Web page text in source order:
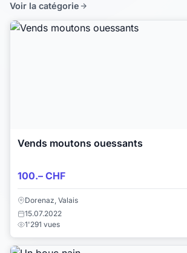
Voir la catégorie
Vends moutons ouessants
100.– CHF
Dorenaz, Valais
15.07.2022
1'291 vues